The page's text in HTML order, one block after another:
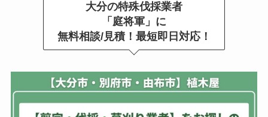
大分の特殊伐採業者
「庭将軍」に
無料相談/見積！最短即日対応！